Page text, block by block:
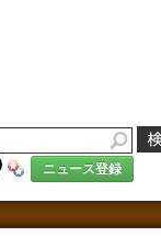
ニュース登録